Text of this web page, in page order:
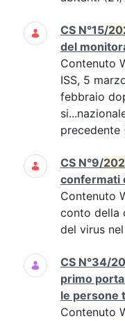
CS N°15/
del
Contenuto
ISS, 5
febbraio
precedente
CS N°9/
confermati
Contenuto
conto della
del virus
CS N°34/
primo
le persone
Contenuto